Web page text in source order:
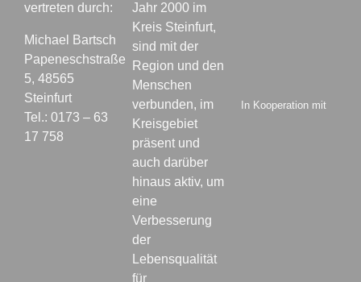
vertreten durch:
Michael Bartsch
Papeneschstraße
5, 48565
Steinfurt
Tel.: 0173 – 63
17 758
Jahr 2000 im
Kreis Steinfurt,
sind mit der
Region und den
Menschen
verbunden, im
Kreisgebiet
präsent und
auch darüber
hinaus aktiv, um
eine
Verbesserung
der
Lebensqualität
für
In Kooperation mit